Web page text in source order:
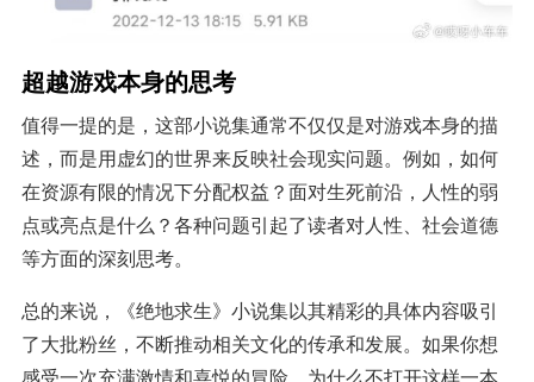
超越游戏本身的思考
值得一提的是，这部小说集通常不仅仅是对游戏本身的描
述，而是用虚幻的世界来反映社会现实问题。例如，如何
在资源有限的情况下分配权益？面对生死前沿，人性的弱
点或亮点是什么？各种问题引起了读者对人性、社会道德
等方面的深刻思考。
总的来说，《绝地求生》小说集以其精彩的具体内容吸引
了大批粉丝，不断推动相关文化的传承和发展。如果你想
感受一次充满激情和喜悦的冒险，为什么不打开这样一本